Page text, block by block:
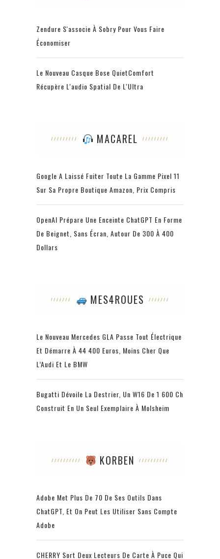
Zendure S'associe À Sobry Pour Vous Faire
Économiser
Le Nouveau Casque Bose QuietComfort
Récupère L'audio Spatial De L'Ultra
MACAREL
Google A Laissé Fuiter Toute La Gamme Pixel 11
Sur Sa Propre Boutique Amazon, Prix Compris
OpenAI Prépare Une Enceinte ChatGPT En Forme
De Beignet, Sans Écran, Autour De 300 À 400
Dollars
MES4ROUES
Le Nouveau Mercedes GLA Passe Tout Électrique
Et Démarre À 44 400 Euros, Moins Cher Que
L’Audi Et Le BMW
Bugatti Dévoile La Destrier, Un W16 De 1 600 Ch
Construit En Un Seul Exemplaire À Molsheim
KORBEN
Adobe Met Plus De 70 De Ses Outils Dans
ChatGPT, Et On Peut Les Utiliser Sans Compte
Adobe
CHERRY Sort Deux Lecteurs De Carte À Puce Qui